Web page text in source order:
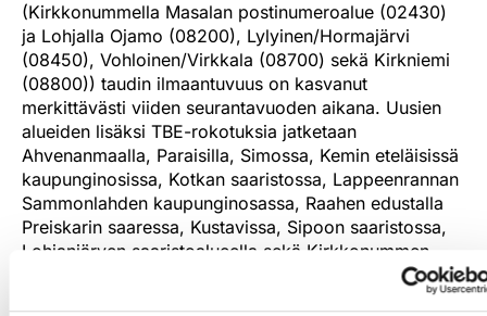
(Kirkkonummella Masalan postinumeroalue (02430)
ja Lohjalla Ojamo (08200), Lylyinen/Hormajärvi
(08450), Vohloinen/Virkkala (08700) sekä Kirkniemi
(08800)) taudin ilmaantuvuus on kasvanut
merkittävästi viiden seurantavuoden aikana. Uusien
alueiden lisäksi TBE-rokotuksia jatketaan
Ahvenanmaalla, Paraisilla, Simossa, Kemin eteläisissä
kaupunginosissa, Kotkan saaristossa, Lappeenrannan
Sammonlahden kaupunginosassa, Raahen edustalla
Preiskarin saaressa, Kustavissa, Sipoon saaristossa,
Lohjanjärven saaristoalueella sekä Kirkkonummen